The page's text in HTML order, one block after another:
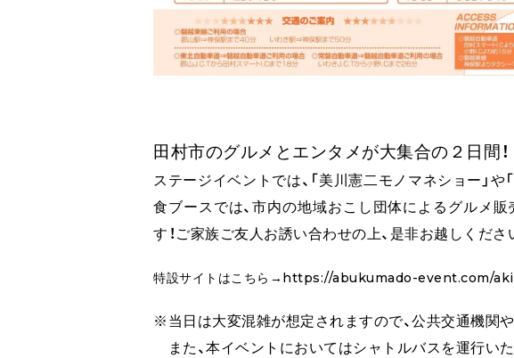
田村市のグルメとエンタメが大集合の２日間！
ステージイベントでは、「美川憲二モノマネショー」や
食ブースでは、市内の地域おこし団体によるグルメ
す！ご家族ご友人お誘い合わせの上、是非お越しくださ
特設サイトはこちら→ https://abukumado-event.com/
※当日は大変混雑が想定されますので、公共交通機関
また、本イベントにおいてはシャトルバスを運行いた